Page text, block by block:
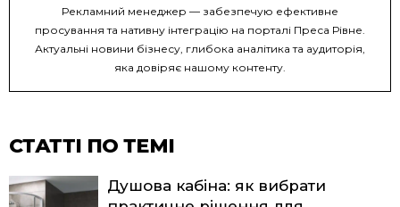
Рекламний менеджер — забезпечую ефективне
просування та нативну інтеграцію на порталі Преса Рівне.
Актуальні новини бізнесу, глибока аналітика та аудиторія,
яка довіряє нашому контенту.
СТАТТІ ПО ТЕМІ
Душова кабіна: як вибрати